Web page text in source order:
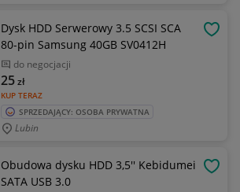
Dysk HDD Serwerowy 3.5 SCSI SCA
80-pin Samsung 40GB SV0412H
do negocjacji
KUP TERAZ
25zł
SPRZEDAJĄCY: OSOBA PRYWATNA
Lubin
Obudowa dysku HDD 3,5'' Kebidumei
SATA USB 3.0